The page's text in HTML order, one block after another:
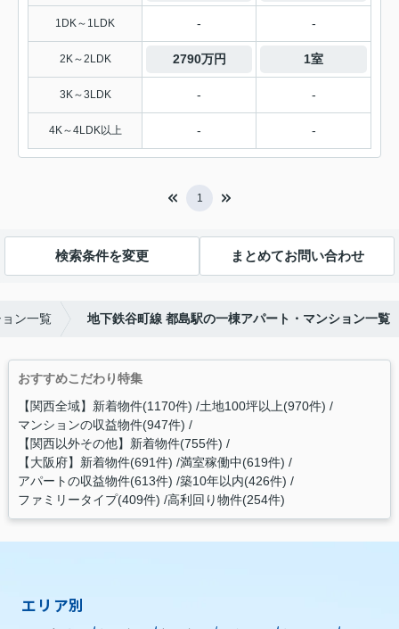
1DK～1LDK - -
2K～2LDK 2790万円 1室
3K～3LDK - -
4K～4LDK以上 - -
1
検索条件を変更 まとめてお問い合わせ
ン一覧 地下鉄谷町線 都島駅の一棟アパート・マンション一覧
おすすめこだわり特集
【関西全域】新着物件(1170件) 土地100坪以上(970件)
マンションの収益物件(947件)
【関西以外その他】新着物件(755件)
【大阪府】新着物件(691件) 満室稼働中(619件)
アパートの収益物件(613件) 築10年以内(426件)
ファミリータイプ(409件) 高利回り物件(254件)
エリア別